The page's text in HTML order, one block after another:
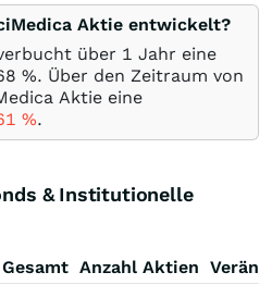
Aktie entwickelt?
über 1 Jahr eine
%. Über den Zeitraum von
Aktie eine
%.
& Institutionelle
Anzahl Aktien